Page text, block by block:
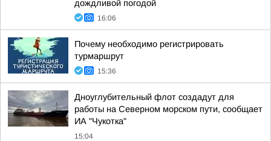
дождливой погодой
16:06
Почему необходимо регистрировать
турмаршрут
15:36
Дноуглубительный флот создадут для
работы на Северном морском пути, сообщает
ИА "Чукотка"
15:04